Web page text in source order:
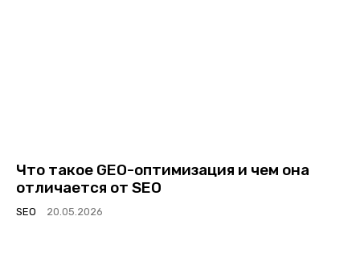
Что такое GEO-оптимизация и чем она
отличается от SEO
SEO